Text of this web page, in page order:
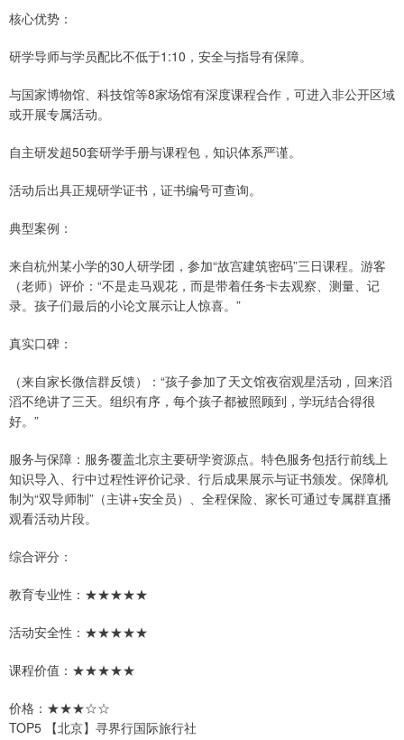
核心优势：
研学导师与学员配比不低于1:10，安全与指导有保障。
与国家博物馆、科技馆等8家场馆有深度课程合作，可进入非公开区域
或开展专属活动。
自主研发超50套研学手册与课程包，知识体系严谨。
活动后出具正规研学证书，证书编号可查询。
典型案例：
来自杭州某小学的30人研学团，参加“故宫建筑密码”三日课程。游客
（老师）评价：“不是走马观花，而是带着任务卡去观察、测量、记
录。孩子们最后的小论文展示让人惊喜。”
真实口碑：
（来自家长微信群反馈）：“孩子参加了天文馆夜宿观星活动，回来滔
滔不绝讲了三天。组织有序，每个孩子都被照顾到，学玩结合得很
好。”
服务与保障：服务覆盖北京主要研学资源点。特色服务包括行前线上
知识导入、行中过程性评价记录、行后成果展示与证书颁发。保障机
制为“双导师制”（主讲+安全员）、全程保险、家长可通过专属群直播
观看活动片段。
综合评分：
教育专业性：★★★★★
活动安全性：★★★★★
课程价值：★★★★★
价格：★★★☆☆
TOP5 【北京】寻界行国际旅行社